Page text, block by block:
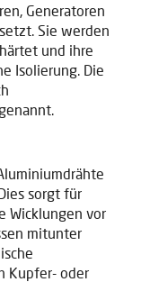
Generatoren
Sie werden
und ihre
Isolierung. Die
sorgt für
Wicklungen vor
mitunter
Kupfer- oder